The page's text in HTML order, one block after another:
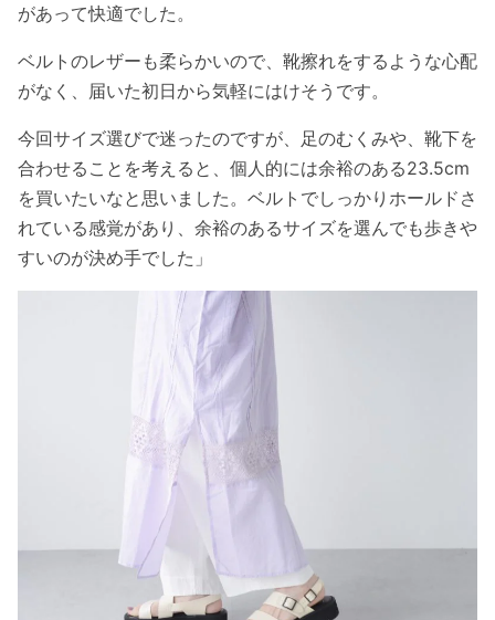
があって快適でした。
ベルトのレザーも柔らかいので、靴擦れをするような心配
がなく、届いた初日から気軽にはけそうです。
今回サイズ選びで迷ったのですが、足のむくみや、靴下を
合わせることを考えると、個人的には余裕のある23.5cm
を買いたいなと思いました。ベルトでしっかりホールドさ
れている感覚があり、余裕のあるサイズを選んでも歩きや
すいのが決め手でした」